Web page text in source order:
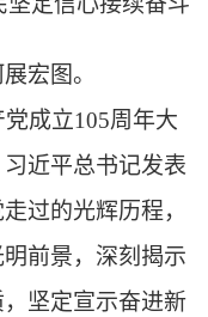
宏图。
成立105周年大
近平总书记发表
过的光辉历程，
前景，深刻揭示
坚定宣示奋进新